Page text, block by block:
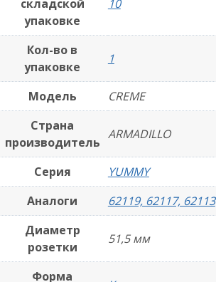
складской
упаковке
10
Кол-во в
упаковке
1
Модель
CREME
Страна
производитель
ARMADILLO
Серия
YUMMY
Аналоги
62119, 62117, 62113
Диаметр
розетки
51,5 мм
Форма